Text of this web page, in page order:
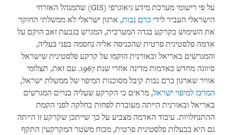
על פי רישומי מערכת מידע גיאוגרפי (GIS) שהמנהל האזרחי
הישראלי העביר לידי כרם נבות, ארגון ישראלי לא ממשלתי החוקר
את השימוש בקרקע בגדה המערבית, המגרש בגבעת זאב הוקם על
אדמה פלסטינית פרטית שהכניסה אליה נחסמה בפני בעליה,
והמגרשים באריאל ובאורנית הוקמו על קרקע פלסטינית שישראל
סיווגה מחדש כאדמות מדינה אחרי שנת 1967. עם זאת, תצלומי
אוויר שארגון כרם נבות קיבל מסוכנות המיפוי של ממשלת ישראל,
המרכז למיפוי ישראל, מראים כי הקרקע שעליה בנויים המגרשים
באריאל ובאורנית הייתה מעובדת לפחות בחלקה לפני הקמת
ההתנחלויות. עיבוד האדמה מצביע על כך שייתכן שקרקע זו הייתה
גם היא בבעלות פלסטינית פרטית, מכוח משטר המקרקעין התקף